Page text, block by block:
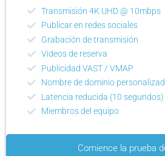
Transmisión 4K UHD @ 10mbps
Publicar en redes sociales
Grabación de transmisión
Videos de reserva
Publicidad VAST / VMAP
Nombre de dominio
Latencia reducida (10 segundos)
Miembros del equipo
Comience la prueba